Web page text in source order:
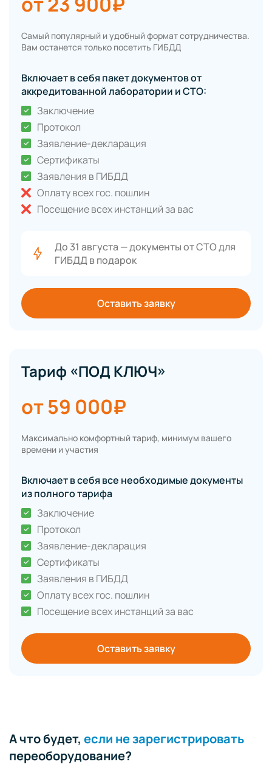
Самый популярный и удобный формат сотрудничества.
Вам останется только посетить ГИБДД
Включает в себя пакет документов от
аккредитованной лаборатории и СТО:
Заключение
Протокол
Заявление-декларация
Сертификаты
Заявления в ГИБДД
Оплату всех гос. пошлин
Посещение всех инстанций за вас
До 31 августа — документы от СТО для
ГИБДД в подарок
Оставить заявку
Тариф «ПОД КЛЮЧ»
от 59 000₽
Максимально комфортный тариф, минимум вашего
времени и участия
Включает в себя все необходимые документы
из полного тарифа
Заключение
Протокол
Заявление-декларация
Сертификаты
Заявления в ГИБДД
Оплату всех гос. пошлин
Посещение всех инстанций за вас
Оставить заявку
А что будет, если не зарегистрировать
переоборудование?